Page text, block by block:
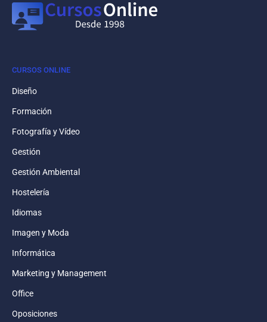
CURSOS ONLINE
Diseño
Formación
Fotografía y Vídeo
Gestión
Gestión Ambiental
Hostelería
Idiomas
Imagen y Moda
Informática
Marketing y Management
Office
Oposiciones